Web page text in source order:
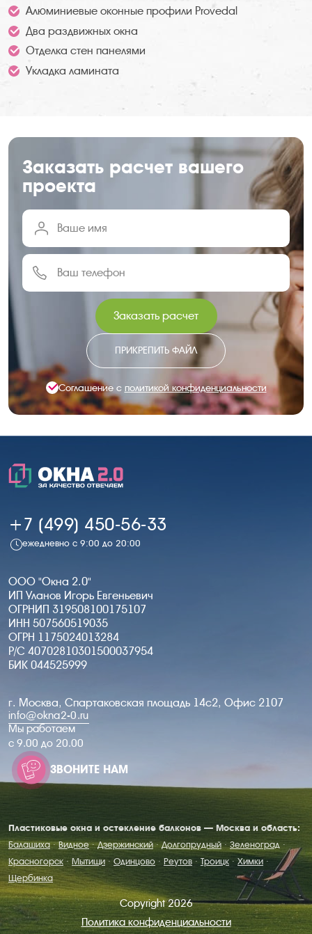
Алюминиевые оконные профили Provedal
Два раздвижных окна
Отделка стен панелями
Укладка ламината
Заказать расчет вашего
проекта
Заказать расчет
ПРИКРЕПИТЬ ФАЙЛ
Соглашение с политикой конфиденциальности
+7 (499) 450-56-33
ежедневно с 9:00 до 20:00
ООО "Окна 2.0"
ИП Уланов Игорь Евгеньевич
ОГРНИП 319508100175107
ИНН 507560519035
ОГРН 1175024013284
Р/С 40702810301500037954
БИК 044525999
г. Москва, Спартаковская площадь 14с2, Офис 2107
info@okna2-0.ru
Мы работаем
c 9.00 до 20.00
ЗВОНИТЕ НАМ
Пластиковые окна и остекление балконов — Москва и область:
Балашиха·Видное·Дзержинский· Долгопрудный · Зеленоград ·
Красногорск · Мытищи · Одинцово · Реутов · Троицк · Химки ·
Щербинка
Copyright 2026
Политика конфиденциальности